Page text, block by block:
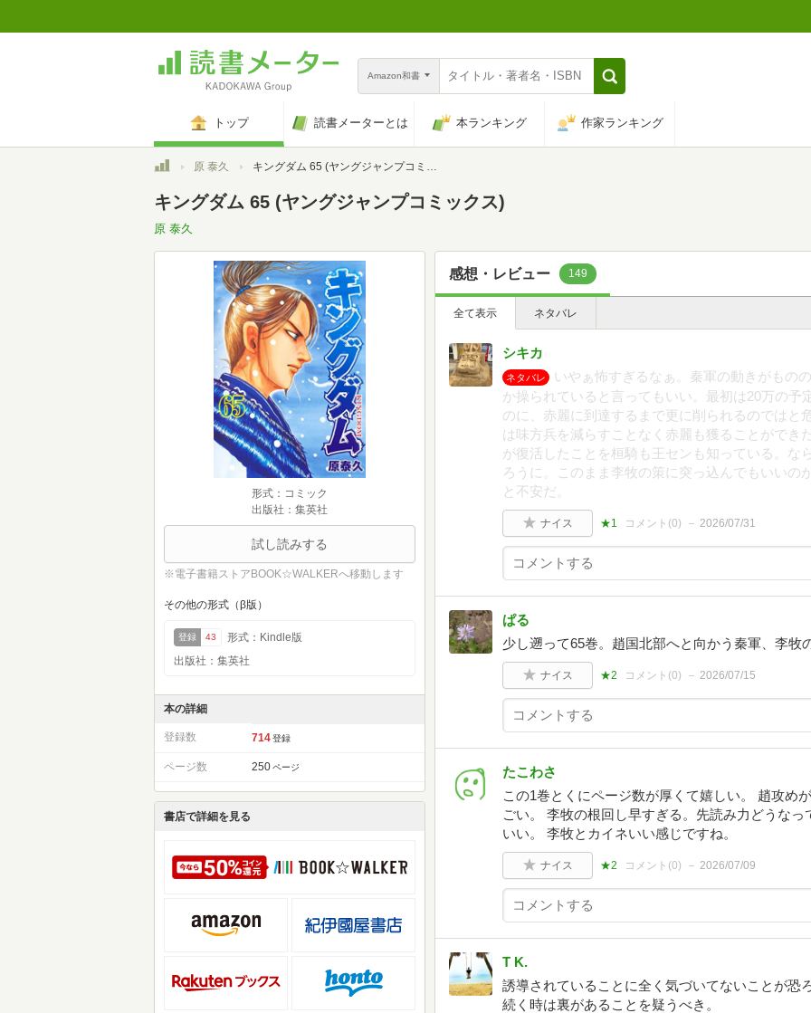
Amazon和書
トップ 読書メーターとは 本ランキング 作家ランキング
トップ原 泰久 キングダム 65 (ヤングジャンプコミックス)
キングダム 65 (ヤングジャンプコミックス)
原 泰久
形式：コミック
出版社：集英社
試し読みする
※電子書籍ストアBOOK☆WALKERへ移動します
その他の形式（β版）
登録 43
形式：Kindle版
出版社：集英社
本の詳細
登録数 714 登録
ページ数 250 ページ
書店で詳細を見る
感想・レビュー 149
全て表示 ネタバレ
シキカ
ネタバレ
いやぁ怖すぎるなぁ。秦軍の動きがもの
か操られていると言ってもいい。最初は20万の予
のに、赤麗に到達するまで更に削られるのではと
は味方兵を減らすことなく赤麗も獲ることができ
が復活したことを桓騎も王センも知っている。な
ろうに。このまま李牧の策に突っ込んでもいいの
と不安だ。
ナイス ★1 コメント(0) 2026/07/31
ぱる
少し遡って65巻。趙国北部へと向かう秦軍、李牧
ナイス ★2 コメント(0) 2026/07/15
たこわさ
この1巻とくにページ数が厚くて嬉しい。 趙攻め
ごい。 李牧の根回し早すぎる。先読み力どうな
いい。 李牧とカイネいい感じですね。
ナイス ★2 コメント(0) 2026/07/09
T K.
誘導されていることに全く気づいてないことが恐
続く時は裏があることを疑うべき。